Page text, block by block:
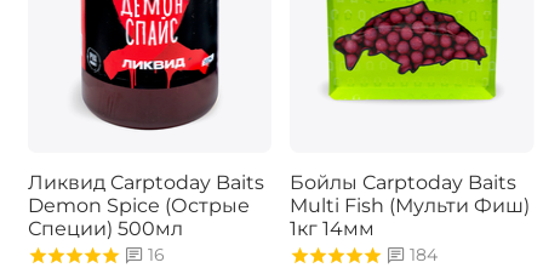
Ликвид Carptoday Baits
Demon Spice (Острые
Специи) 500мл
16
Бойлы Carptoday Baits
Multi Fish (Мульти Фиш)
1кг 14мм
184